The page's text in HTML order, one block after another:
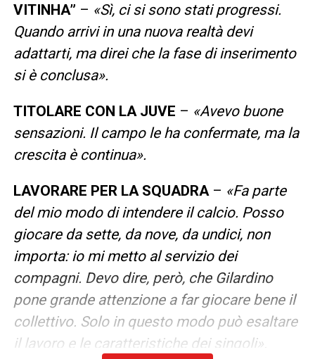
VITINHA” – «Sì, ci si sono stati progressi.
Quando arrivi in una nuova realtà devi
adattarti, ma direi che la fase di inserimento
si è conclusa».
TITOLARE CON LA JUVE – «Avevo buone
sensazioni. Il campo le ha confermate, ma la
crescita è continua».
LAVORARE PER LA SQUADRA– «Fa parte
del mio modo di intendere il calcio. Posso
giocare da sette, da nove, da undici, non
importa: io mi metto al servizio dei
compagni. Devo dire, però, che Gilardino
pone grande attenzione a far giocare bene il
collettivo. Solo in questo modo può esaltare
il lavoro e le caratteristiche dei singoli».